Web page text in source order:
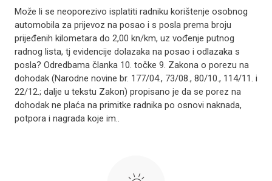
Može li se neoporezivo isplatiti radniku korištenje osobnog
automobila za prijevoz na posao i s posla prema broju
prijeđenih kilometara do 2,00 kn/km, uz vođenje putnog
radnog lista, tj evidencije dolazaka na posao i odlazaka s
posla? Odredbama članka 10. točke 9. Zakona o porezu na
dohodak (Narodne novine br. 177/04., 73/08., 80/10., 114/11. i
22/12.; dalje u tekstu Zakon) propisano je da se porez na
dohodak ne plaća na primitke radnika po osnovi naknada,
potpora i nagrada koje im..